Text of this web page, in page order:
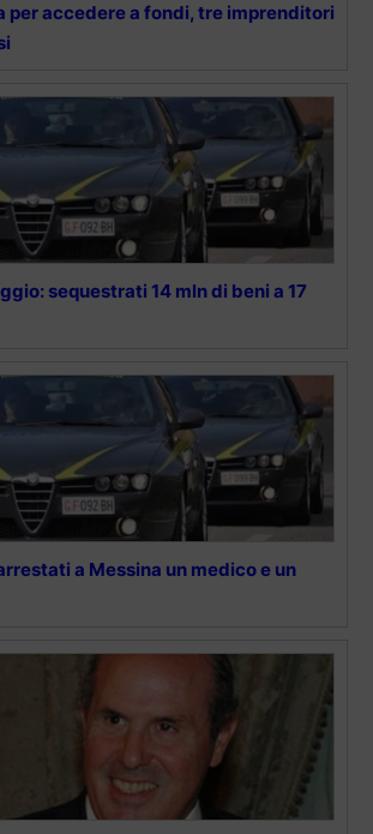
per accedere a fondi, tre imprenditori
sequestrati 14 mln di beni a 17
a Messina un medico e un